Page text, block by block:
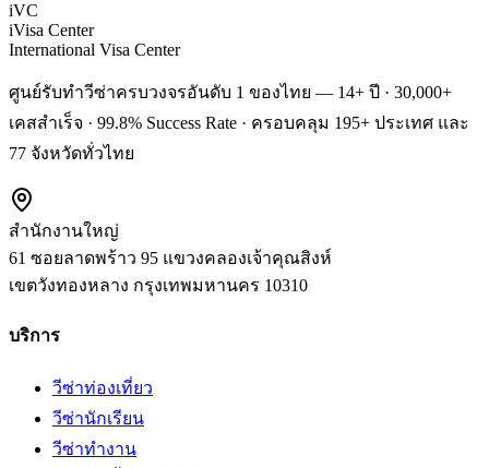
iVC
iVisa Center
International Visa Center
ศูนย์รับทำวีซ่าครบวงจรอันดับ 1 ของไทย — 14+ ปี · 30,000+
เคสสำเร็จ · 99.8% Success Rate · ครอบคลุม 195+ ประเทศ และ
77 จังหวัดทั่วไทย
สำนักงานใหญ่
61 ซอยลาดพร้าว 95 แขวงคลองเจ้าคุณสิงห์
เขตวังทองหลาง กรุงเทพมหานคร 10310
บริการ
วีซ่าท่องเที่ยว
วีซ่านักเรียน
วีซ่าทำงาน